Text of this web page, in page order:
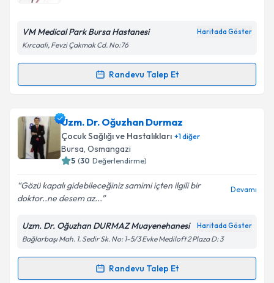
Kişisel verilerimin işlenmesine ilişkin
Metni'ni okudum ve kişisel verilerimin belirtilen
Takvim Talebini Gönder
VM Medical Park Bursa Hastanesi Haritada Göster
Kırcaali, Fevzi Çakmak Cd. No:76
Randevu Talep Et
Randevu Takvimi Talebi
Uzm. Dr. Selami Ayiçin randevu takvimi talebi
oluşturun. Size bu uzmandan randevu almanız için bir
takvim hazırlandığında e-posta ile bilgilendireceğiz.
Kişisel verilerimin işlenmesine ilişkin
Aydınlatma
Metni'ni okudum ve kişisel verilerimin belirtilen
kapsamda işlenmesini kabul ediyorum.
Uzm. Dr. Oğuzhan Durmaz
Çocuk Sağlığı ve Hastalıkları +1diğer
Bursa, Osmangazi
5 (30 Değerlendirme)
Gözü kapalı gidebileceğiniz samimi içten ilgili bir
doktor..ne desem az...
Devamı
Uzm. Dr. Oğuzhan DURMAZ Muayenehanesi Haritada Göster
Bağlarbaşı Mah. 1. Sedir Sk. No: 1-5/3 Evke Mediloft 2 Plaza D: 3
Randevu Talep Et
Randevu Takvimi Talebi